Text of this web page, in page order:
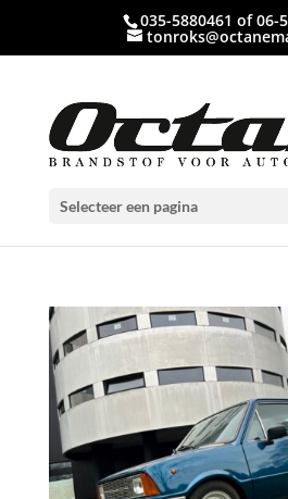
035-5880461 of 06-
Selecteer een pagina